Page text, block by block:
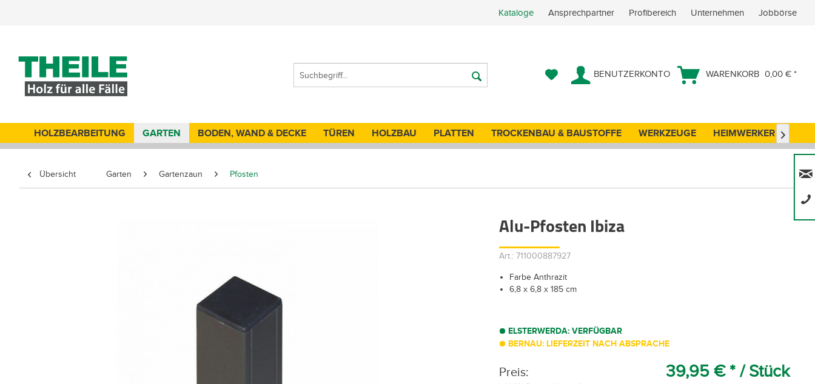
Kataloge Ansprechpartner Profibereich Unternehmen Jobbörse
BENUTZERKONTO WARENKORB 0,00 € *
HOLZBEARBEITUNG GARTEN BODEN, WAND & DECKE TÜREN HOLZBAU PLATTEN TROCKENBAU & BAUSTOFFE WERKZEUGE HEIMWERKER 
Übersicht Garten Gartenzaun Pfosten
Alu-Pfosten Ibiza
Art.: 711000887927
Farbe Anthrazit
6,8 x 6,8 x 185 cm
ELSTERWERDA: VERFÜGBAR
BERNAU: LIEFERZEIT NACH ABSPRACHE
Preis: 39,95 € * / Stück